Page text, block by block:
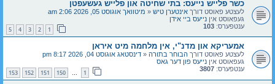
כשר פלייש נייעס: בתי שחיטה און פלייש געשעפטן
לעצטע פאוסט דורך אינטערן טיש « מיטוואך אוגוסט 05, 2026 2:06 am
געפאוסט אין נייעס ביי אידן
ענטפערס: 103
1
2
3
4
5
אמעריקא און מדנ"י, אין מלחמה מיט איראן
לעצטע פאוסט דורך הבוחר בתורה « דינסטאג אוגוסט 04, 2026 8:17 pm
געפאוסט אין נייעס פון דער גאס
ענטפערס: 3807
1
…
150
151
152
153